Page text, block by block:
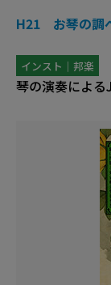
H21 お琴の調
インスト｜邦楽
琴の演奏によ